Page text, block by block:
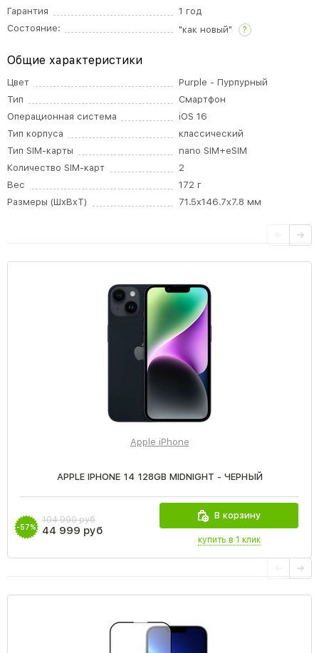
Гарантия
1 год
Состояние:
"как новый" ?
Общие характеристики
Цвет
Purple - Пурпурный
Тип
Смартфон
Операционная система
iOS 16
Тип корпуса
классический
Тип SIM-карты
nano SIM+eSIM
Количество SIM-карт
2
Вес
172 г
Размеры (ШxВxТ)
71.5x146.7x7.8 мм
Apple iPhone
APPLE IPHONE 14 128GB MIDNIGHT - ЧЕРНЫЙ
-57%
104 990 руб
44 999 руб
В корзину
купить в 1 клик